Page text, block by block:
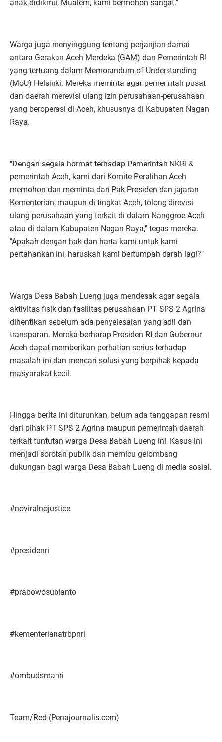
anak didikmu, Mualem, kami bermohon sangat."
Warga juga menyinggung tentang perjanjian damai
antara Gerakan Aceh Merdeka (GAM) dan Pemerintah RI
yang tertuang dalam Memorandum of Understanding
(MoU) Helsinki. Mereka meminta agar pemerintah pusat
dan daerah merevisi ulang izin perusahaan-perusahaan
yang beroperasi di Aceh, khususnya di Kabupaten Nagan
Raya.
"Dengan segala hormat terhadap Pemerintah NKRI &
pemerintah Aceh, kami dari Komite Peralihan Aceh
memohon dan meminta dari Pak Presiden dan jajaran
Kementerian, maupun di tingkat Aceh, tolong direvisi
ulang perusahaan yang terkait di dalam Nanggroe Aceh
atau di dalam Kabupaten Nagan Raya," tegas mereka.
"Apakah dengan hak dan harta kami untuk kami
pertahankan ini, haruskah kami bertumpah darah lagi?"
Warga Desa Babah Lueng juga mendesak agar segala
aktivitas fisik dan fasilitas perusahaan PT SPS 2 Agrina
dihentikan sebelum ada penyelesaian yang adil dan
transparan. Mereka berharap Presiden RI dan Gubernur
Aceh dapat memberikan perhatian serius terhadap
masalah ini dan mencari solusi yang berpihak kepada
masyarakat kecil.
Hingga berita ini diturunkan, belum ada tanggapan resmi
dari pihak PT SPS 2 Agrina maupun pemerintah daerah
terkait tuntutan warga Desa Babah Lueng ini. Kasus ini
menjadi sorotan publik dan memicu gelombang
dukungan bagi warga Desa Babah Lueng di media sosial.
#noviralnojustice
#presidenri
#prabowosubianto
#kementerianatrbpnri
#ombudsmanri
Team/Red (Penajournalis.com)